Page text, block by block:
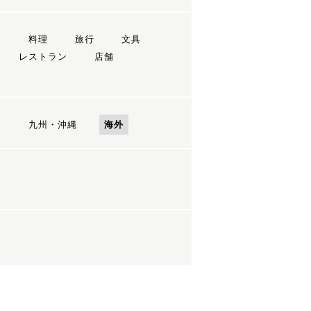
料理 旅行
文具
レストラン
店舗
九州・沖縄 海外